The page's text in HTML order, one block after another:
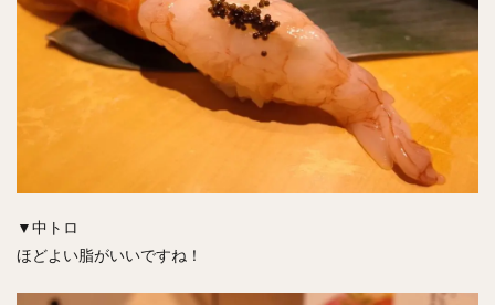
▼中トロ
ほどよい脂がいいですね！